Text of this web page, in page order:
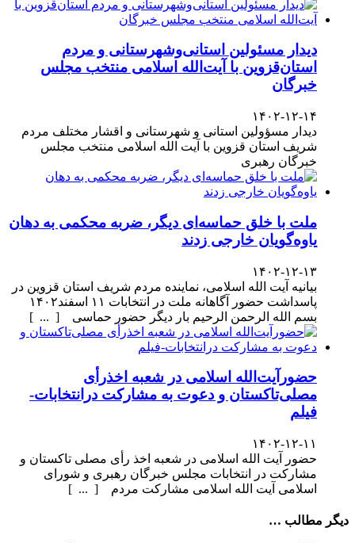
دیدار مسئولین استانی‌وشهرستانی و مردم‌
استان‌قزوین با آیت‌الله‌ اسلامی منتخب مجلس‌
خبرگان
۱۴۰۲-۱۲-۱۴
دیدار مسؤولین استانی و شهرستانی و اقشار مختلف مردم
شریف استان قزوین با آیت الله اسلامی منتخب مجلس
خبرگان رهبری
ملت با خلق حماسه‌ای دیگر، ضربه محکمی به دهان
یاوه‌گویان خارجی زدند
۱۴۰۲-۱۲-۱۳
بیانیه آیت الله اسلامی، نماینده مردم شریف استان قزوین در
پاسداشت حضور آگاهانه ملت در انتخابات ۱۱ اسفند۱۴۰۲
بسم الله الرحمن الرحیم بار دیگر حضور حماسی [ ... ]
حضورآیت‌الله اسلامی در شعبه اخذرأی
مصلی‌تاکستان و دعوت به مشارکت درانتخابات-
فیلم
۱۴۰۲-۱۲-۱۱
حضور آیت الله اسلامی در شعبه اخذ رأی مصلی تاکستان و
مشارکت در انتخابات مجلس خبرگان رهبری و شورای
اسلامی آیت الله اسلامی مشارکت مردم [ ... ]
دیگر مطالب …